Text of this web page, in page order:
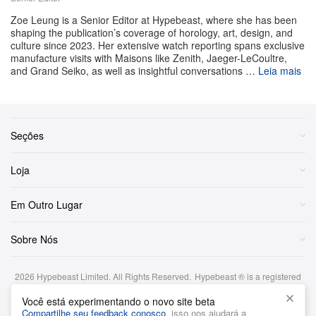
Zoe Leung is a Senior Editor at Hypebeast, where she has been
shaping the publication’s coverage of horology, art, design, and
culture since 2023. Her extensive watch reporting spans exclusive
manufacture visits with Maisons like Zenith, Jaeger-LeCoultre,
and Grand Seiko, as well as insightful conversations … Leia mais
Seções
Loja
Em Outro Lugar
Sobre Nós
2026 Hypebeast Limited. All Rights Reserved. Hypebeast ® is a registered
Termos e Condições | Política de Privacidade |
Você está experimentando o novo site beta
Compartilhe seu feedback conosco, isso nos ajudará a